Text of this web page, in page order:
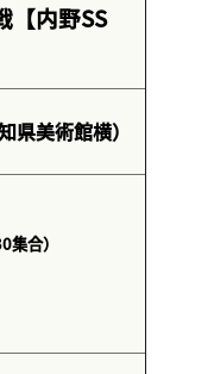
【内野SS
県美術館横）
集合）